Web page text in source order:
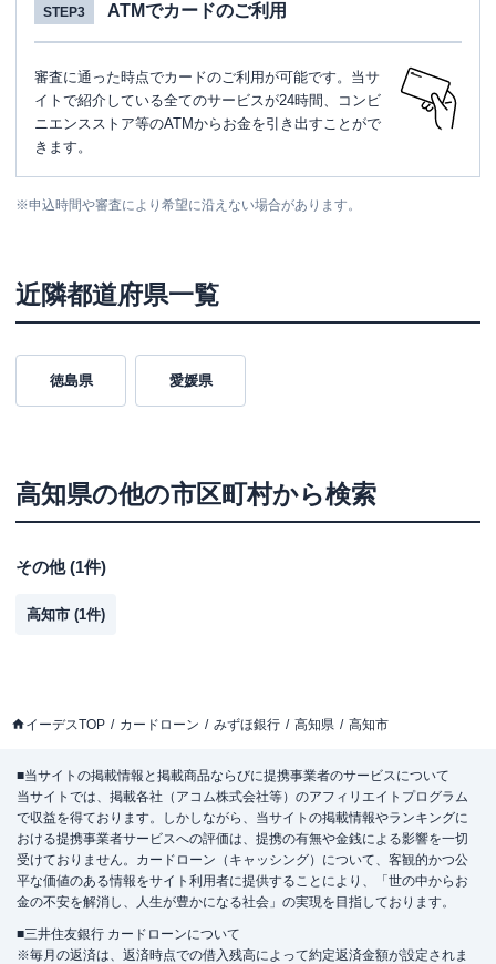
STEP3 ATMでカードのご利用
審査に通った時点でカードのご利用が可能です。当サ
イトで紹介している全てのサービスが24時間、コンビ
ニエンスストア等のATMからお金を引き出すことがで
きます。
※申込時間や審査により希望に沿えない場合があります。
近隣都道府県一覧
徳島県 愛媛県
高知県の他の市区町村から検索
その他(1件)
高知市 (1件)
イーデスTOP カードローン みずほ銀行 高知県 高知市
■当サイトの掲載情報と掲載商品ならびに提携事業者のサービスについて
当サイトでは、掲載各社（アコム株式会社等）のアフィリエイトプログラム
で収益を得ております。しかしながら、当サイトの掲載情報やランキングに
おける提携事業者サービスへの評価は、提携の有無や金銭による影響を一切
受けておりません。カードローン（キャッシング）について、客観的かつ公
平な価値のある情報をサイト利用者に提供することにより、「世の中からお
金の不安を解消し、人生が豊かになる社会」の実現を目指しております。
■三井住友銀行 カードローンについて
※毎月の返済は、返済時点での借入残高によって約定返済金額が設定されま